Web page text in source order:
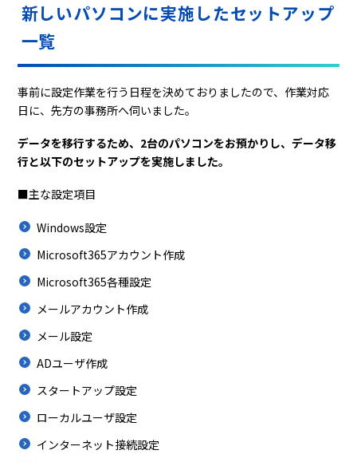
新しいパソコンに実施したセットアップ
一覧
事前に設定作業を行う日程を決めておりましたので、作業対応
日に、先方の事務所へ伺いました。
データを移行するため、2台のパソコンをお預かりし、データ移
行と以下のセットアップを実施しました。
■主な設定項目
Windows設定
Microsoft365アカウント作成
Microsoft365各種設定
メールアカウント作成
メール設定
ADユーザ作成
スタートアップ設定
ローカルユーザ設定
インターネット接続設定